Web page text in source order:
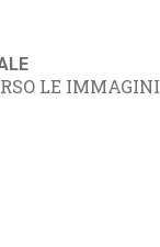
LE IMMAGINI